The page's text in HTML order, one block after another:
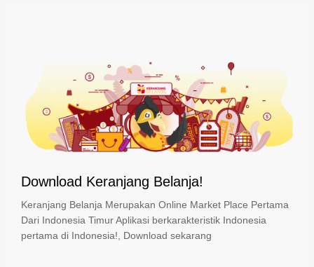
Download Keranjang Belanja!
Keranjang Belanja Merupakan Online Market Place Pertama
Dari Indonesia Timur Aplikasi berkarakteristik Indonesia
pertama di Indonesia!, Download sekarang